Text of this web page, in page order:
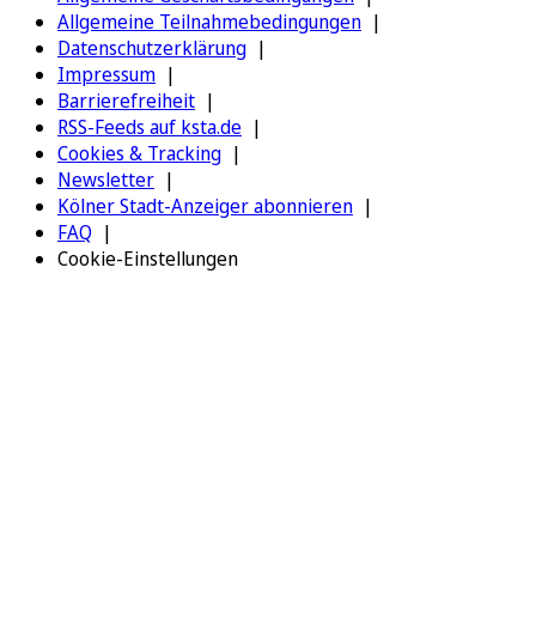
Allgemeine Teilnahmebedingungen
Datenschutzerklärung
Impressum
Barrierefreiheit
RSS-Feeds auf ksta.de
Cookies & Tracking
Newsletter
Kölner Stadt-Anzeiger abonnieren
FAQ
Cookie-Einstellungen